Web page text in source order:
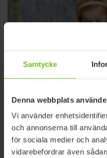
Samtycke
Denna webbplats
Vi använder
och annonserna till
för sociala medier och
vidarebefordrar även
Att göra
För att användaren
ståstöd behöver